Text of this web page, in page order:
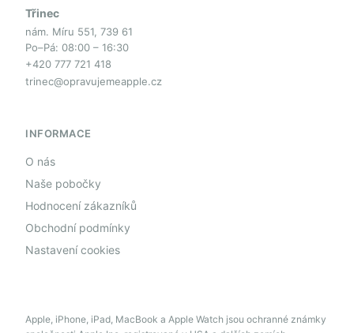
Třinec
nám. Míru 551, 739 61
Po–Pá: 08:00 – 16:30
+420 777 721 418
trinec@opravujemeapple.cz
INFORMACE
O nás
Naše pobočky
Hodnocení zákazníků
Obchodní podmínky
Nastavení cookies
Apple, iPhone, iPad, MacBook a Apple Watch jsou ochranné známky